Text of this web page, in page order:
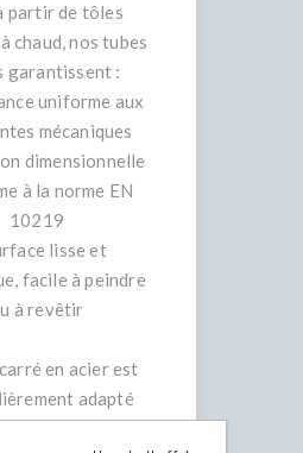
partir de tôles
chaud, nos tubes
garantissent :
uniforme aux
mécaniques
dimensionnelle
à la norme EN
10219
lisse et
facile à peindre
à revêtir
en acier est
adapté
nécessitant